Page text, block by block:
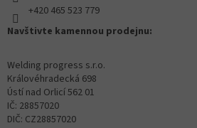
+420 465 523 779
Navštivte kamennou prodejnu:
Welding progress s.r.o.
Královéhradecká 698
Ústí nad Orlicí 562 01
IČ: 28857020
DIČ: CZ28857020